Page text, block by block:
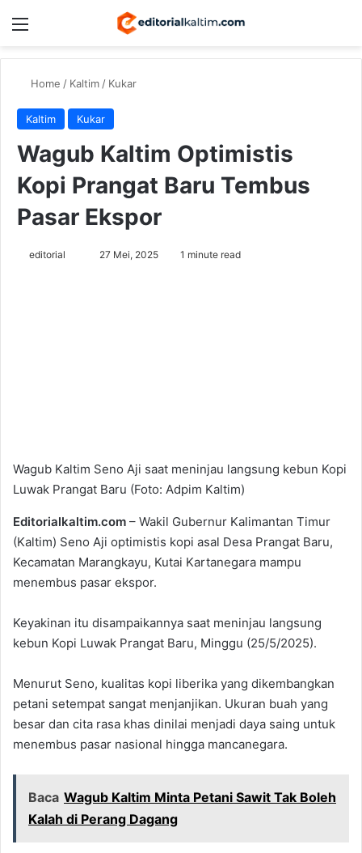
Menu
Home / Kaltim/ Kukar
Kaltim Kukar
Wagub Kaltim Optimistis
Kopi Prangat Baru Tembus
Pasar Ekspor
editorial 27 Mei, 2025 1 minute read
Wagub Kaltim Seno Aji saat meninjau langsung kebun Kopi
Luwak Prangat Baru (Foto: Adpim Kaltim)
Editorialkaltim.com – Wakil Gubernur Kalimantan Timur
(Kaltim) Seno Aji optimistis kopi asal Desa Prangat Baru,
Kecamatan Marangkayu, Kutai Kartanegara mampu
menembus pasar ekspor.
Keyakinan itu disampaikannya saat meninjau langsung
kebun Kopi Luwak Prangat Baru, Minggu (25/5/2025).
Menurut Seno, kualitas kopi liberika yang dikembangkan
petani setempat sangat menjanjikan. Ukuran buah yang
besar dan cita rasa khas dinilai menjadi daya saing untuk
menembus pasar nasional hingga mancanegara.
Baca Wagub Kaltim Minta Petani Sawit Tak Boleh
Kalah di Perang Dagang